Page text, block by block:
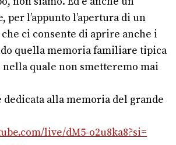
l’appunto l’apertura di un
che ci consente di aprire anche i
quella memoria familiare tipica
nella quale non smetteremo mai
dedicata alla memoria del grande
live/dM5-o2u8ka8?si=